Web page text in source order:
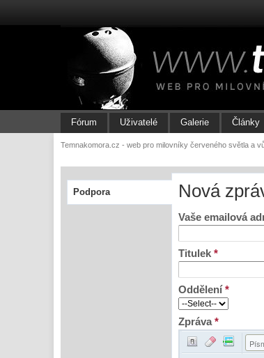
Fórum Uživatelé Galerie Články
Temnakomora.cz - web pro milovníky červeného světla a
Podpora Nová
Vaše emailová
Titulek*
Oddělení*
Zpráva*